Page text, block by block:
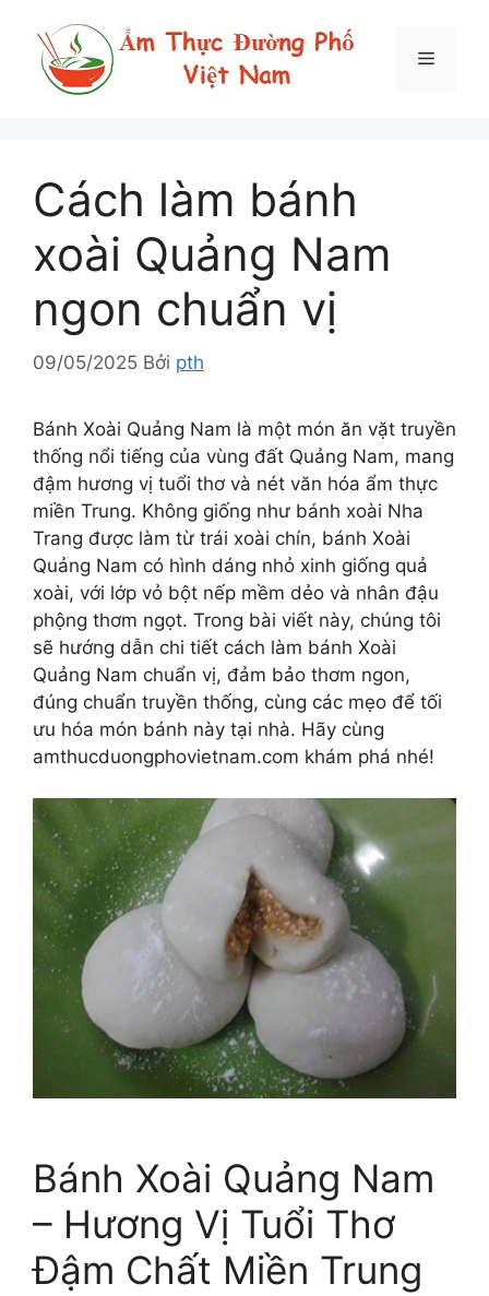
Menu
Cách làm bánh
xoài Quảng Nam
ngon chuẩn vị
09/05/2025 Bởi pth
Bánh Xoài Quảng Nam là một món ăn vặt truyền
thống nổi tiếng của vùng đất Quảng Nam, mang
đậm hương vị tuổi thơ và nét văn hóa ẩm thực
miền Trung. Không giống như bánh xoài Nha
Trang được làm từ trái xoài chín, bánh Xoài
Quảng Nam có hình dáng nhỏ xinh giống quả
xoài, với lớp vỏ bột nếp mềm dẻo và nhân đậu
phộng thơm ngọt. Trong bài viết này, chúng tôi
sẽ hướng dẫn chi tiết cách làm bánh Xoài
Quảng Nam chuẩn vị, đảm bảo thơm ngon,
đúng chuẩn truyền thống, cùng các mẹo để tối
ưu hóa món bánh này tại nhà. Hãy cùng
amthucduongphovietnam.com khám phá nhé!
Bánh Xoài Quảng Nam
– Hương Vị Tuổi Thơ
Đậm Chất Miền Trung